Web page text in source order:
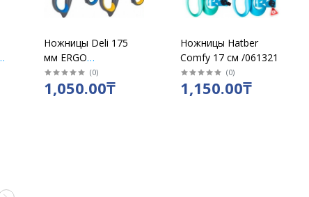
Ножницы Deli 175
мм ERGO
прорезиненные
ручки нерж.сталь
(0)
1,050.00₸
Ножницы Hatber
Comfy 17 см /061321
(0)
1,150.00₸